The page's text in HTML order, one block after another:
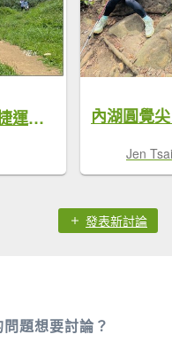
臺北大縱走第四段 風櫃嘴至捷運大湖公園站
Jen Tsai
發表新討論
題想要討論？